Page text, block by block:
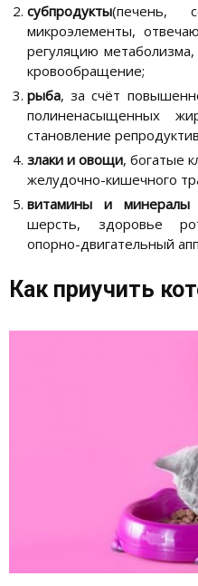
субпродукты(печень,
микроэлементы,
регуляцию
кровообращение;
рыба, за счёт
полиненасыщенных
становление
злаки и овощи, богатые
желудочно-кишечного
витамины и минералы
шерсть, здоровье
опорно-двигательный
Как приучить